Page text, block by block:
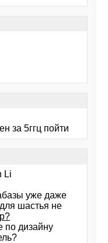
за 5ггц пойти
Li
уже даже
шастья не
по дизайну